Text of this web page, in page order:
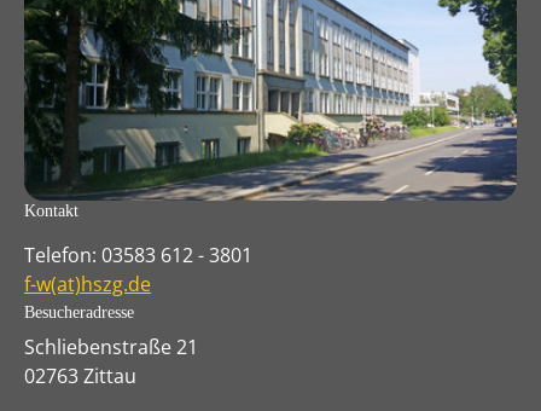
Kontakt
Telefon: 03583 612 - 3801
f-w(at)hszg.de
Besucheradresse
Schliebenstraße 21
02763 Zittau